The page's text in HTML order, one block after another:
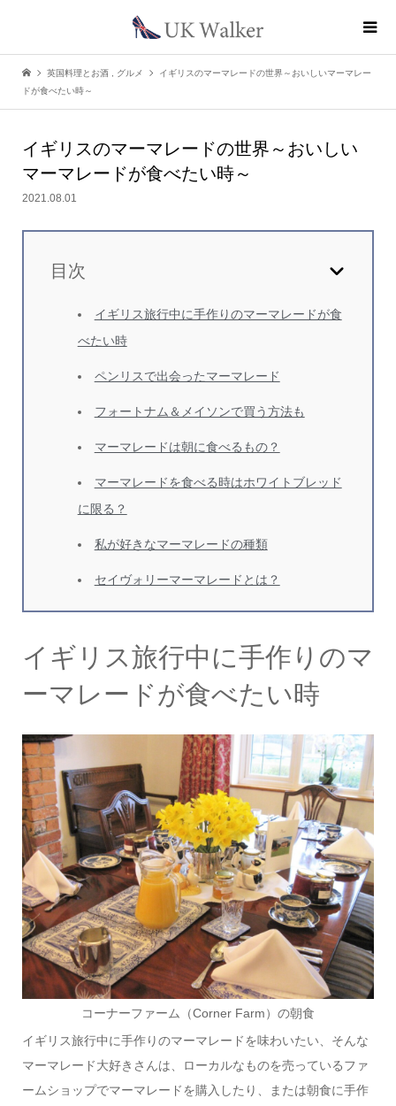
英国料理とお酒 グルメ
イギリスのマーマレードの世界～おいしいマーマレー
ドが食べたい時～
イギリスのマーマレードの世界～おいしい
マーマレードが食べたい時～
2021.08.01
目次
イギリス旅行中に手作りのマーマレードが食
べたい時
ペンリスで出会ったマーマレード
フォートナム＆メイソンで買う方法も
マーマレードは朝に食べるもの？
マーマレードを食べる時はホワイトブレッド
に限る？
私が好きなマーマレードの種類
セイヴォリーマーマレードとは？
イギリス旅行中に手作りのマ
ーマレードが食べたい時
コーナーファーム（Corner Farm）の朝食
イギリス旅行中に手作りのマーマレードを味わいたい、そんな
マーマレード大好きさんは、ローカルなものを売っているファ
ームショップでマーマレードを購入したり、または朝食に手作